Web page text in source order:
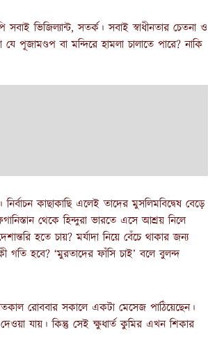
ভিজিল্যান্ট, সতর্ক। সবাই স্বাধীনতার চেতনা ও
পূজামণ্ডপ বা মন্দিরে হামলা চালাতে পারে? নাকি
কাছাকাছি এলেই তাদের মুসলিমবিদ্বেষ বেড়ে
থেকে হিন্দুরা ভারতে এসে আশ্রয় নিলে
হতে চায়? মর্যাদা নিয়ে বেঁচে থাকার জন্য
গতি হবে? ‘মুরতাদের ফাঁসি চাই’ বলে বুলন্দ
রোববার সকালে একটা মেসেজ পাঠিয়েছেন।
যায়। কিন্তু সেই ক্ষুধার্ত কুমির এখন শিকার